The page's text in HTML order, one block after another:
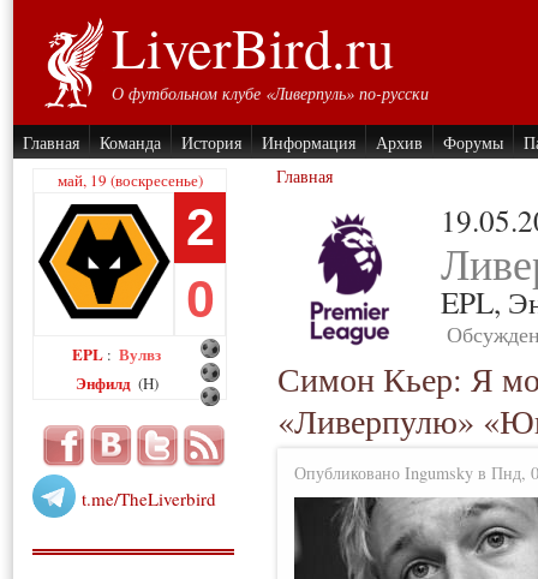
LiverBird.ru
О футбольном клубе «Ливерпуль» по-русски
Главная Команда История Информация Архив Форумы
май, 19 (воскресенье)
2
0
EPL : Вулвз
Энфилд (H)
t.me/TheLiverbird
Главная
EPL,
Симон Кьер: Я
«Ливерпулю»
Опубликовано Ingumsky в Пнд,